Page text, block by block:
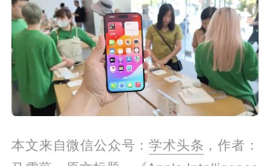
本文来自微信公众号：学术头条 ，作者：